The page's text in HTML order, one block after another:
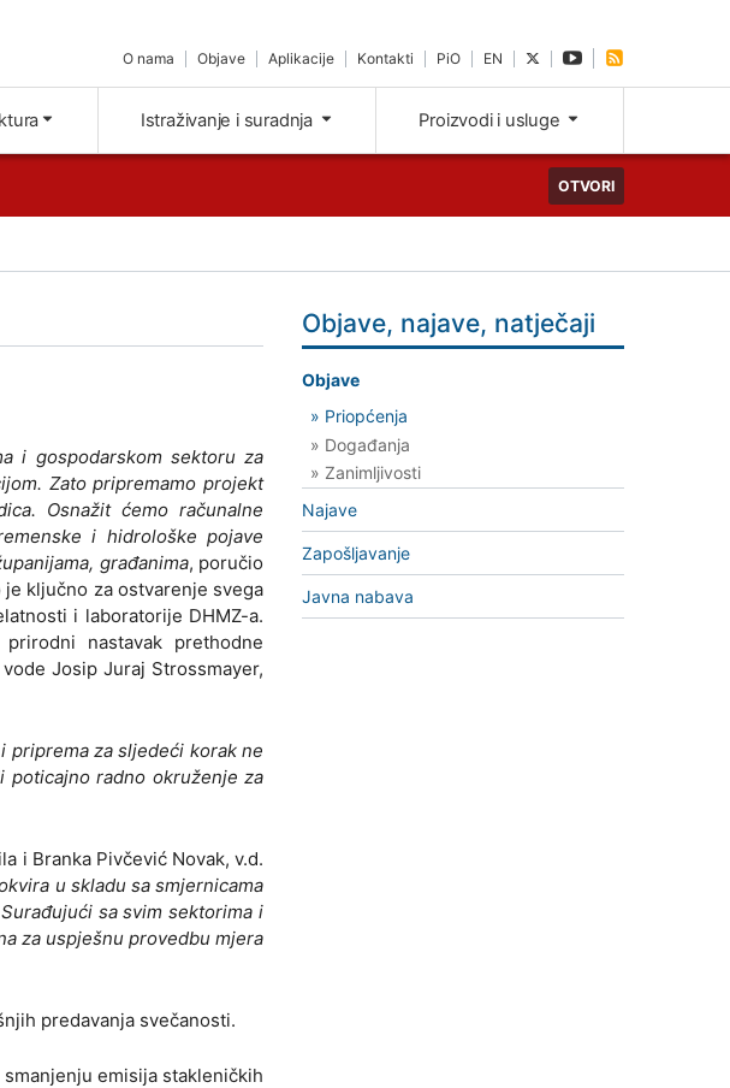
O nama Objave Aplikacije Kontakti PiO EN
Istraživanje i suradnja Proizvodi i usluge
OTVORI
i gospodarskom sektoru za
Zato pripremamo projekt
Osnažit ćemo računalne
i hidrološke pojave
građanima, poručio
ključno za ostvarenje svega
i laboratorije DHMZ-a.
nastavak prethodne
Josip Juraj Strossmayer,
priprema za sljedeći korak ne
radno okruženje za
i Branka Pivčević Novak, v.d.
u skladu sa smjernicama
sa svim sektorima i
za uspješnu provedbu mjera
predavanja svečanosti.
emisija stakleničkih
Objave, najave, natječaji
Objave
» Priopćenja
» Događanja
» Zanimljivosti
Najave
Zapošljavanje
Javna nabava